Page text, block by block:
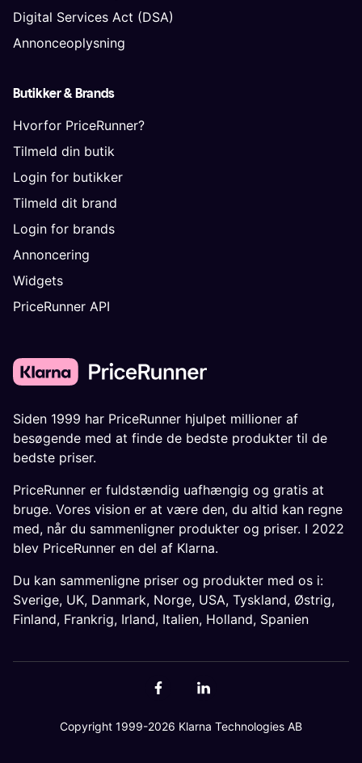
Digital Services Act (DSA)
Annonceoplysning
Butikker & Brands
Hvorfor PriceRunner?
Tilmeld din butik
Login for butikker
Tilmeld dit brand
Login for brands
Annoncering
Widgets
PriceRunner API
Siden 1999 har PriceRunner hjulpet millioner af
besøgende med at finde de bedste produkter til de
bedste priser.
PriceRunner er fuldstændig uafhængig og gratis at
bruge. Vores vision er at være den, du altid kan regne
med, når du sammenligner produkter og priser. I 2022
blev PriceRunner en del af Klarna.
Du kan sammenligne priser og produkter med os i:
Sverige, UK, Danmark, Norge, USA, Tyskland, Østrig,
Finland, Frankrig, Irland, Italien, Holland, Spanien
Copyright 1999-2026 Klarna Technologies AB